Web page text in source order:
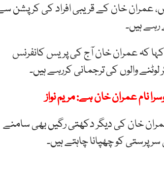
عمران خان کے قریبی افراد کی کرپشن
رہے ہیں۔
کہ عمران خان آج کی پریس کانفرنس
والوں کی ترجمانی کررہے ہیں۔
نام عمران خان ہے: مریم نواز
خان کی دیگر دکھتی رگیں بھی سامنے
کو چھپانا چاہتے ہیں۔